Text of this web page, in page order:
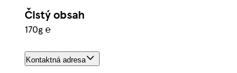
Čistý obsah
170g ℮
Kontaktná adresa